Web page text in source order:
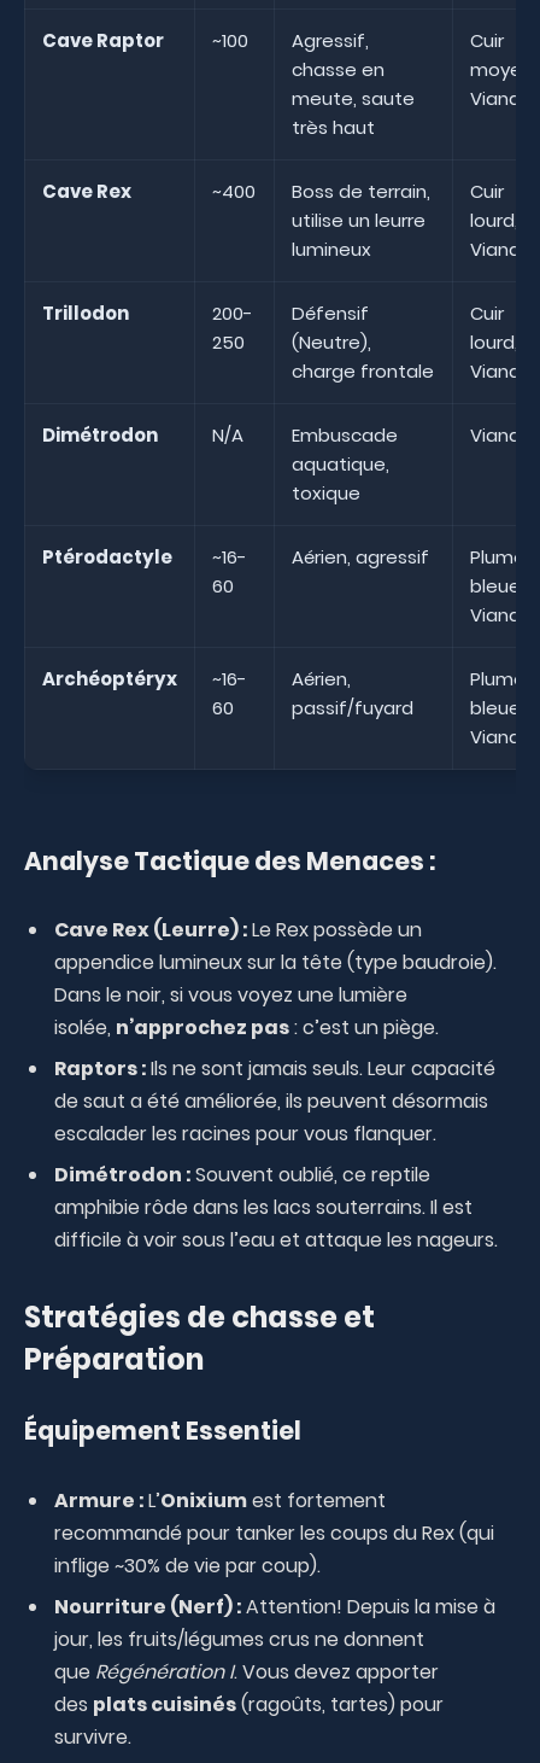
Cave Raptor ~100
Agressif,
chasse en
meute, saute
très haut
Cuir
moyen,
Viande
Cave Rex ~400
Boss de terrain,
utilise un leurre
lumineux
Cuir
lourd,
Viande
Trillodon
200-
250
Défensif
(Neutre),
charge frontale
Cuir
lourd,
Viande
Dimétrodon N/A
Embuscade
aquatique,
toxique
Viande
Ptérodactyle
~16-
60
Aérien, agressif
Plumes
bleues,
Viande
Archéoptéryx
~16-
60
Aérien,
passif/fuyard
Plumes
bleues,
Viande
Analyse Tactique des Menaces :
Cave Rex (Leurre) :Le Rex possède un
appendice lumineux sur la tête (type baudroie).
Dans le noir, si vous voyez une lumière
isolée, n’approchez pas: c’est un piège.
Raptors :Ils ne sont jamais seuls. Leur capacité
de saut a été améliorée, ils peuvent désormais
escalader les racines pour vous flanquer.
Dimétrodon :Souvent oublié, ce reptile
amphibie rôde dans les lacs souterrains. Il est
difficile à voir sous l’eau et attaque les nageurs.
Stratégies de chasse et
Préparation
Équipement Essentiel
Armure :L’Onixiumest fortement
recommandé pour tanker les coups du Rex (qui
inflige ~30% de vie par coup).
Nourriture (Nerf) :Attention! Depuis la mise à
jour, les fruits/légumes crus ne donnent
que Régénération I. Vous devez apporter
des plats cuisinés(ragoûts, tartes) pour
survivre.